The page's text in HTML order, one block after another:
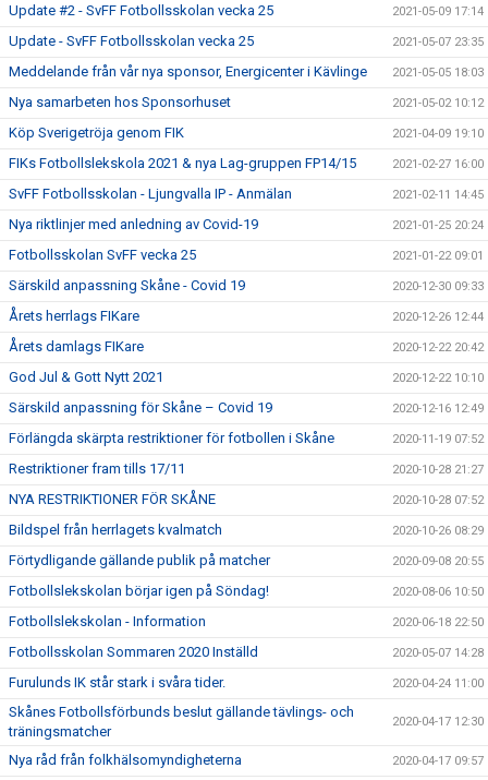
Update #2 - SvFF Fotbollsskolan vecka 25 2021-05-09 17:14
Update - SvFF Fotbollsskolan vecka 25 2021-05-07 23:35
Meddelande från vår nya sponsor, Energicenter i Kävlinge 2021-05-05 18:03
Nya samarbeten hos Sponsorhuset 2021-05-02 10:12
Köp Sverigetröja genom FIK 2021-04-09 19:10
FIKs Fotbollslekskola 2021 & nya Lag-gruppen FP14/15 2021-02-27 16:00
SvFF Fotbollsskolan - Ljungvalla IP - Anmälan 2021-02-11 14:45
Nya riktlinjer med anledning av Covid-19 2021-01-25 20:24
Fotbollsskolan SvFF vecka 25 2021-01-22 09:01
Särskild anpassning Skåne - Covid 19 2020-12-30 09:33
Årets herrlags FIKare 2020-12-26 12:44
Årets damlags FIKare 2020-12-22 20:42
God Jul & Gott Nytt 2021 2020-12-22 10:10
Särskild anpassning för Skåne – Covid 19 2020-12-16 12:49
Förlängda skärpta restriktioner för fotbollen i Skåne 2020-11-19 07:52
Restriktioner fram tills 17/11 2020-10-28 21:27
NYA RESTRIKTIONER FÖR SKÅNE 2020-10-28 07:52
Bildspel från herrlagets kvalmatch 2020-10-26 08:29
Förtydligande gällande publik på matcher 2020-09-08 20:55
Fotbollslekskolan börjar igen på Söndag! 2020-08-06 10:50
Fotbollslekskolan - Information 2020-06-18 22:50
Fotbollsskolan Sommaren 2020 Inställd 2020-05-07 14:28
Furulunds IK står stark i svåra tider. 2020-04-24 11:00
Skånes Fotbollsförbunds beslut gällande tävlings- och
träningsmatcher
2020-04-17 12:30
Nya råd från folkhälsomyndigheterna 2020-04-17 09:57